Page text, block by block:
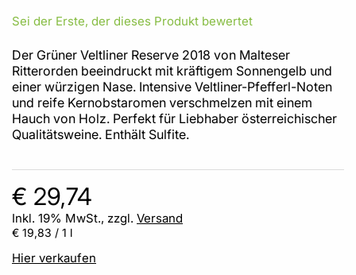
Sei der Erste, der dieses Produkt bewertet
Der Grüner Veltliner Reserve 2018 von Malteser
Ritterorden beeindruckt mit kräftigem Sonnengelb und
einer würzigen Nase. Intensive Veltliner-Pfefferl-Noten
und reife Kernobstaromen verschmelzen mit einem
Hauch von Holz. Perfekt für Liebhaber österreichischer
Qualitätsweine. Enthält Sulfite.
€ 29,74
Inkl. 19% MwSt., zzgl. Versand
€ 19,83 / 1 l
Hier verkaufen